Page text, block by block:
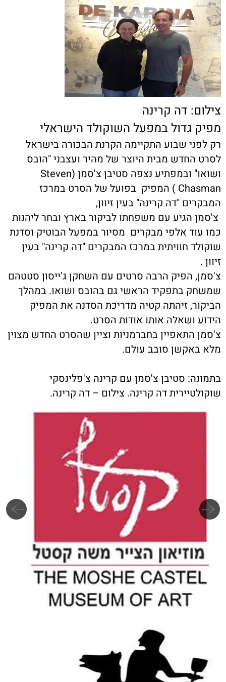
צילום: דה קרינה
מפיק גדול במפעל השוקולד הישראלי
רק לפני שבוע התקיימה הקרנת הבכורה בישראל
לסרט החדש מבית היוצר של מהיר ועצבני "הובס
ושואו" ובמפתיע נצפה סטיבן צ'סמן (Steven
Chasman ) המפיק בפועל של הסרט במרכז
המבקרים "דה קרינה" בעין זיוון,
צ'סמן הגיע עם משפחתו לביקור בארץ ובחר ליהנות
כמו עוד אלפי מבקרים מסיור במפעל הבוטיק וסדנת
שוקולד חוויתית במרכז המבקרים "דה קרינה" בעין
זיוון .
צ'סמן, הפיק הרבה סרטים עם השחקן ג'ייסון סטטהם
שמשחק בתפקיד הראשי גם בהובס ושואו. במהלך
הביקור, זיהתה קטיה מדריכת הסדנה את המפיק
הידוע ושאלה אותו אודות הסרט.
צ'סמן התאפיין בחברמניות וציין שהסרט החדש מצוין
מלא באקשן סובב עולם.
בתמונה: סטיבן צ'סמן עם קרינה צ'פלינסקי
שוקולטיירית דה קרינה. צילום – דה קרינה.